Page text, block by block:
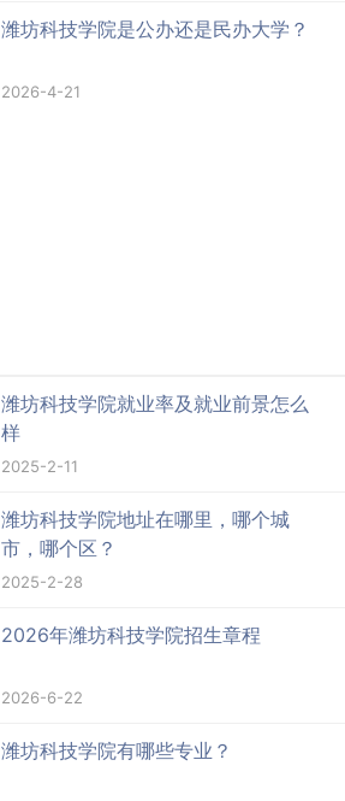
潍坊科技学院是公办还是民办大学？
2026-4-21
潍坊科技学院就业率及就业前景怎么
样
2025-2-11
潍坊科技学院地址在哪里，哪个城
市，哪个区？
2025-2-28
2026年潍坊科技学院招生章程
2026-6-22
潍坊科技学院有哪些专业？